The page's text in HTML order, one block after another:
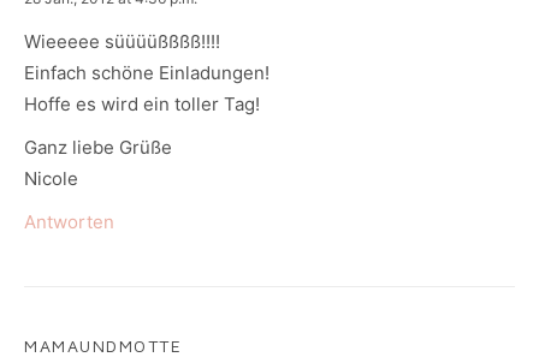
Wieeeee süüüüßßßß!!!!
Einfach schöne Einladungen!
Hoffe es wird ein toller Tag!
Ganz liebe Grüße
Nicole
Antworten
MAMAUNDMOTTE